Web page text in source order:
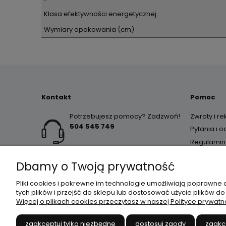
Klasa efektywności energetycznej
Wymiary opakowania (cm)
Kontakt
Potrzebujesz pomocy? Zadzwoń!
504 545 749
Pomoc
Zwroty i
Pytania i
Regulamin
Dbamy o Twoją prywatność
Pliki cookies i pokrewne im technologie umożliwiają
tych plików i przejść do sklepu lub dostosować użycie plików
Więcej o plikach cookies przeczytasz w naszej Polityce
zaakceptuj tylko niezbędne dostosuj zgody